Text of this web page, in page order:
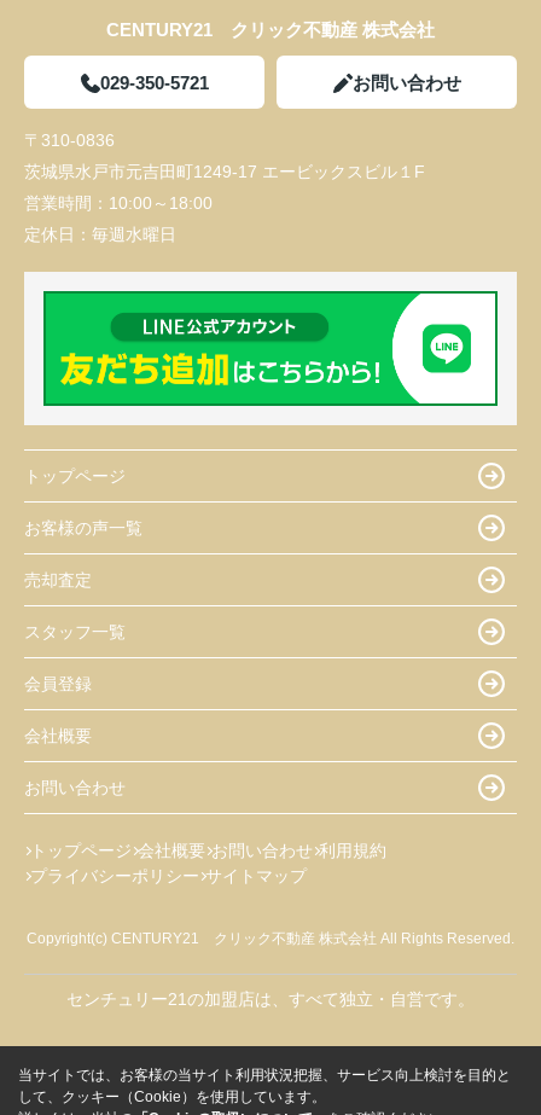
CENTURY21 クリック不動産 株式会社
029-350-5721 お問い合わせ
〒310-0836
茨城県水戸市元吉田町1249-17 エービックスビル１F
営業時間： 10:00～18:00
定休日： 毎週水曜日
トップページ
お客様の声一覧
売却査定
スタッフ一覧
会員登録
会社概要
お問い合わせ
トップページ 会社概要 お問い合わせ 利用規約
プライバシーポリシー サイトマップ
Copyright(c) CENTURY21 クリック不動産 株式会社 All Rights Reserved.
センチュリー21の加盟店は、すべて独立・自営です。
当サイトでは、お客様の当サイト利用状況把握、サービス向上検討を目的と
して、クッキー（Cookie）を使用しています。